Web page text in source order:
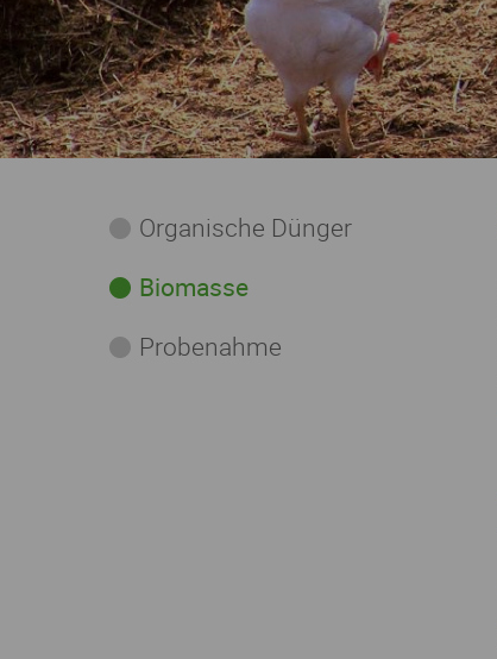
Organische Dünger
Biomasse
Probenahme